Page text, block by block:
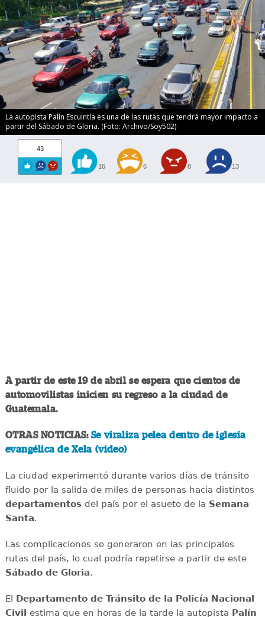
La autopista Palín Escuintla es una de las rutas que tendrá mayor impacto a
partir del Sábado de Gloria. (Foto: Archivo/Soy502)
43
16 6 8 13
A partir de este 19 de abril se espera que cientos de
automovilistas inicien su regreso a la ciudad de
Guatemala.
OTRAS NOTICIAS: Se viraliza pelea dentro de iglesia
evangélica de Xela (video)
La ciudad experimentó durante varios días de tránsito
fluido por la salida de miles de personas hacia distintos
departamentosdel país por el asueto de la Semana
Santa.
Las complicaciones se generaron en las principales
rutas del país, lo cual podría repetirse a partir de este
Sábado de Gloria.
El Departamento de Tránsito de la Policía Nacional
Civil estima que en horas de la tarde la autopista Palín